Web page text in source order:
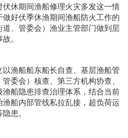
休期间渔船修理火灾多发这一情
好伏季休渔期间渔船防火工作的
、管委会）渔业主管部门做到层
。
渔船船东船长自查、基层渔船管
委会）核查、第三方机构协查、
船隐患排查治理体系，结合当前
船内部管线私拉乱接，超负荷运
患。